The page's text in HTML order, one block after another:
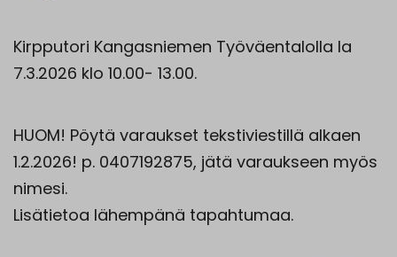
Kirpputori Kangasniemen Työväentalolla la
7.3.2026 klo 10.00- 13.00.
HUOM! Pöytä varaukset tekstiviestillä alkaen
1.2.2026! p. 0407192875, jätä varaukseen myös
nimesi.
Lisätietoa lähempänä tapahtumaa.